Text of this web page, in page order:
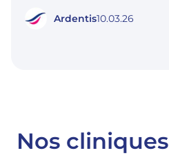
Ardentis10.03.26
Nos cliniques